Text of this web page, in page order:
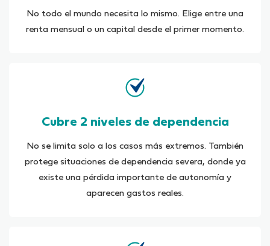
No todo el mundo necesita lo mismo. Elige entre una
renta mensual o un capital desde el primer momento.
Cubre 2 niveles de dependencia
No se limita solo a los casos más extremos. También
protege situaciones de dependencia severa, donde ya
existe una pérdida importante de autonomía y
aparecen gastos reales.